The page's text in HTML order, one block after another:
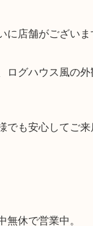
口駅」
着駅」